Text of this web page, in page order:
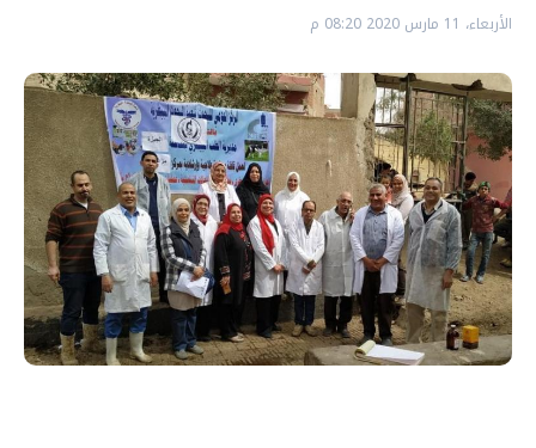
الأربعاء، 11 مارس 2020 08:20 م